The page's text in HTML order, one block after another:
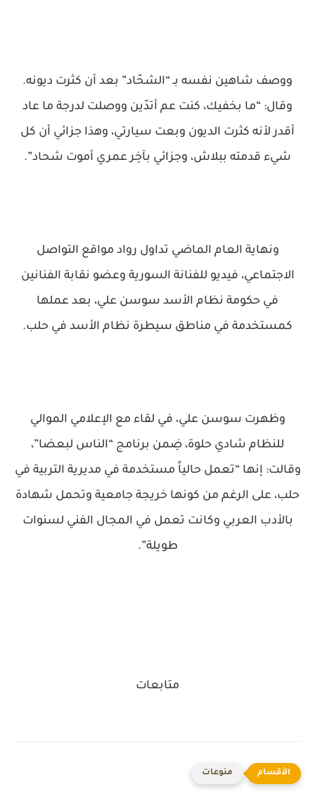
ووصف شاهين نفسه بـ “الشحّاد” بعد أن كثرت ديونه.
وقال: “ما بخفيك، كنت عم أتدّين ووصلت لدرجة ما عاد
أقدر لأنه كثرت الديون وبعت سيارتي، وهذا جزائي أن كل
شيء قدمته ببلاش، وجزائي بآخِر عمري أموت شحاد”.
ونهاية العام الماضي تداول رواد مواقع التواصل
الاجتماعي، فيديو للفنانة السورية وعضو نقابة الفنانين
في حكومة نظام الأسد سوسن علي، بعد عملها
كمستخدمة في مناطق سيطرة نظام الأسد في حلب.
وظهرت سوسن علي، في لقاء مع الإعلامي الموالي
للنظام شادي حلوة، ضِمن برنامج “الناس لبعضا”،
وقالت: إنها “تعمل حالياً مستخدمة في مديرية التربية في
حلب، على الرغم من كونها خريجة جامعية وتحمل شهادة
بالأدب العربي وكانت تعمل في المجال الفني لسنوات
طويلة”.
متابعات
منوعات